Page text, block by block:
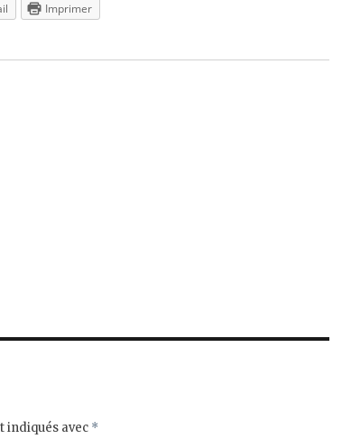
Imprimer
indiqués avec *